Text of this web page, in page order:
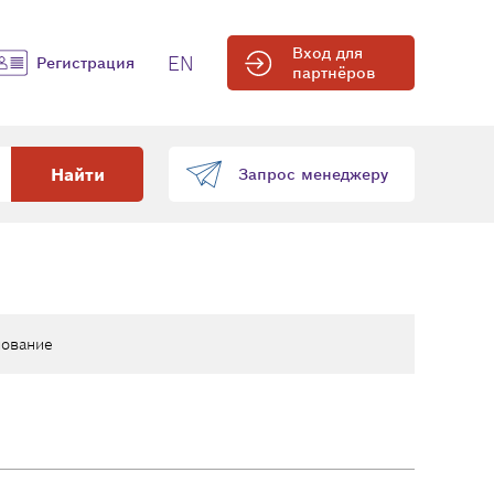
Регистрация EN
Вход для
партнёров
Найти Запрос менеджеру